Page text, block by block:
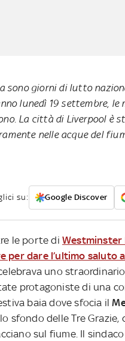
sono giorni di lutto
lunedì 19 settembre,
La città di Liverpool è
nelle acque del
su: Google Discover
le porte di Westminster
per dare l’ultimo saluto
uno
protagoniste di una
baia dove sfocia il
sfondo delle Tre
sul fiume. Il